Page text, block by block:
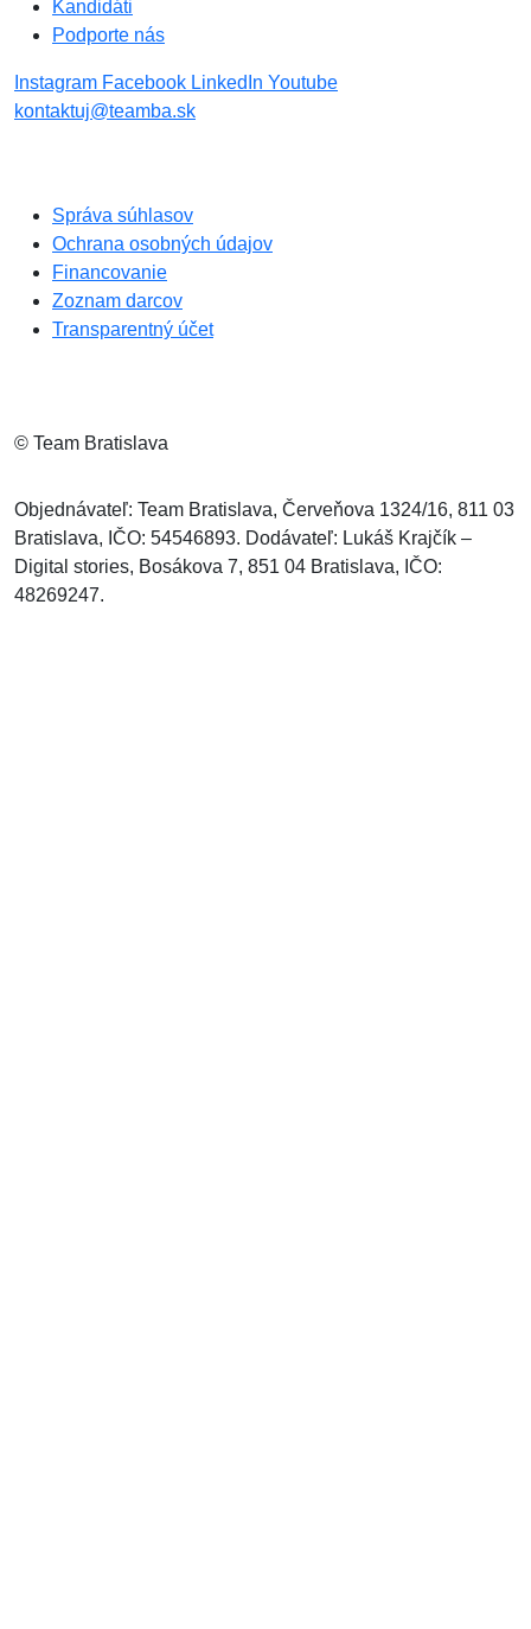
Kandidáti
Podporte nás
Instagram Facebook LinkedIn Youtube
kontaktuj@teamba.sk
Správa súhlasov
Ochrana osobných údajov
Financovanie
Zoznam darcov
Transparentný účet
© Team Bratislava
Objednávateľ: Team Bratislava, Červeňova 1324/16, 811 03
Bratislava, IČO: 54546893. Dodávateľ: Lukáš Krajčík –
Digital stories, Bosákova 7, 851 04 Bratislava, IČO:
48269247.